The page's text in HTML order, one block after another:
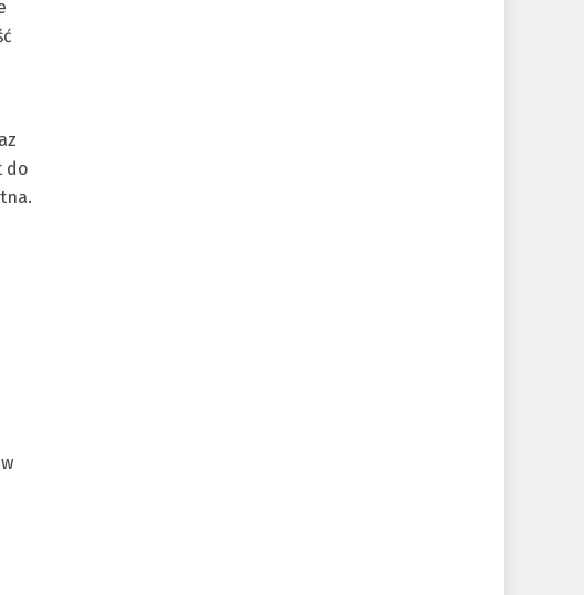
do